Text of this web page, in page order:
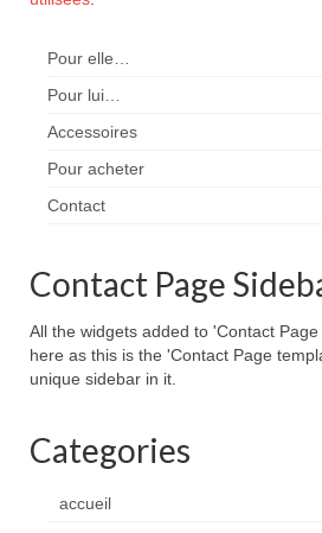
Pour elle…
Pour lui…
Accessoires
Pour acheter
Contact
Contact Page
All the widgets added to 'Contact
here as this is the 'Contact Page
unique sidebar in it.
Categories
accueil